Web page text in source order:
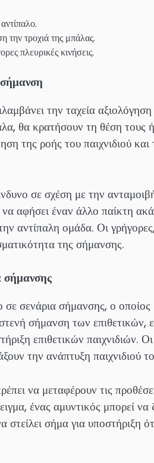
τροχιά της μπάλας.
πλευρικές κινήσεις.
την ταχεία
θα κρατήσουν τη θέση τους
της ροής του παιχνιδιού
σε σχέση με την
αφήσει έναν άλλο παίκτη
αντίπαλη ομάδα. Οι
της σήμανσης.
σήμανσης
σενάρια σήμανσης, ο
σήμανση των επιθετικών,
επιθετικών παιχνιδιών. Οι
την ανάπτυξη παιχνιδιού
να μεταφέρουν τις
ένας αμυντικός μπορεί
σήμα για υποστήριξη